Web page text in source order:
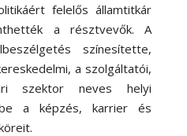
felelős államtitkár
a résztvevők. A
színesítette,
a szolgáltatói,
szektor neves helyi
a képzés, karrier és